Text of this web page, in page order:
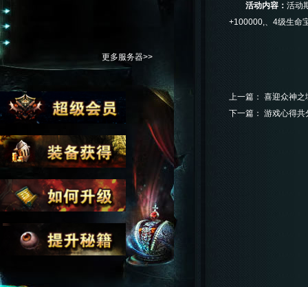
活动内容： 活动
+100000,、4级生命
上一篇： 喜迎众神之
下一篇： 游戏心得共
更多服务器>>